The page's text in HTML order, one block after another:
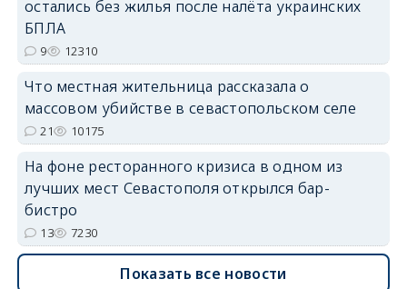
остались без жилья после налёта украинских
БПЛА
9 12310
Что местная жительница рассказала о
массовом убийстве в севастопольском селе
21 10175
На фоне ресторанного кризиса в одном из
лучших мест Севастополя открылся бар-
бистро
13 7230
Показать все новости